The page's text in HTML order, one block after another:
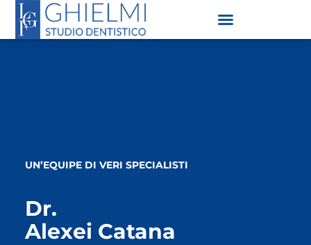
UN’EQUIPE DI VERI SPECIALISTI
Dr.
Alexei Catana